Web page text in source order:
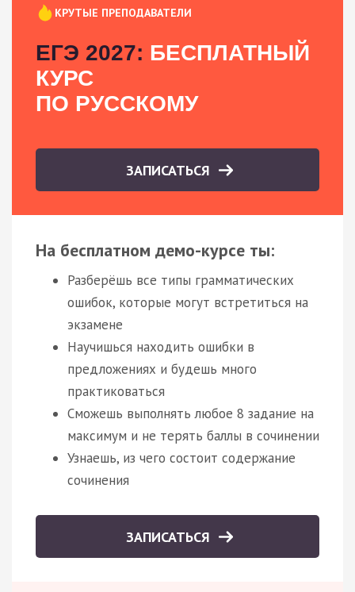
КРУТЫЕ ПРЕПОДАВАТЕЛИ
ЕГЭ 2027: БЕСПЛАТНЫЙ
КУРС
ПО РУССКОМУ
ЗАПИСАТЬСЯ
На бесплатном демо-курсе ты:
Разберёшь все типы грамматических
ошибок, которые могут встретиться на
экзамене
Научишься находить ошибки в
предложениях и будешь много
практиковаться
Сможешь выполнять любое 8 задание на
максимум и не терять баллы в сочинении
Узнаешь, из чего состоит содержание
сочинения
ЗАПИСАТЬСЯ